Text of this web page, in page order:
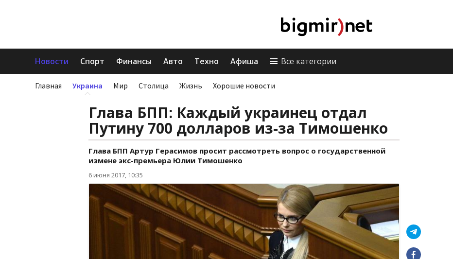
Новости Спорт Финансы Авто Техно Афиша Все категории
Главная Украина Мир Столица Жизнь Хорошие новости
Глава БПП: Каждый украинец отдал
Путину 700 долларов из-за Тимошенко
Глава БПП Артур Герасимов просит рассмотреть вопрос о государственной
измене экс-премьера Юлии Тимошенко
6 июня 2017, 10:35